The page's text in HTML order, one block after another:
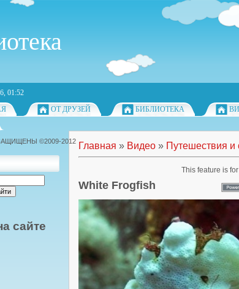
01:52
ОТ ДРУЗЕЙ БИБЛИОТЕКА
сайте
Главная » Видео » Путешествия и
White Frogfish
©2009-2012
This feature is